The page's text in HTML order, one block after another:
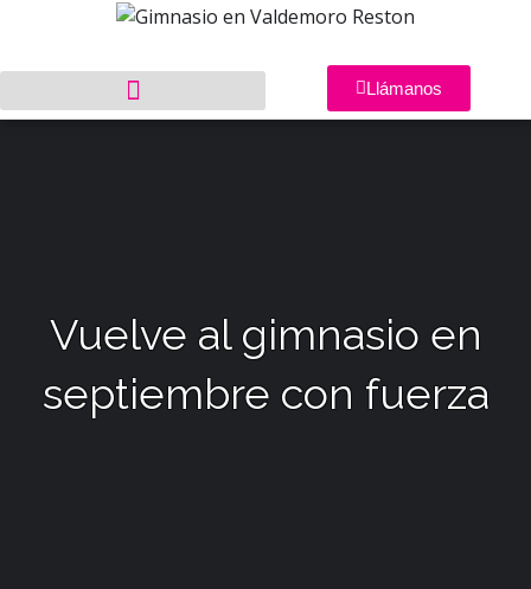
Llámanos
Vuelve al gimnasio en
septiembre con fuerza